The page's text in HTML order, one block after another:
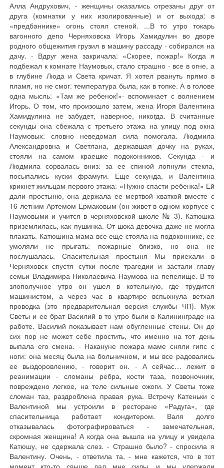
Алла Андрухович, - женщины оказались отрезаны друг от
друга (комнатки у них изолированные) и от выхода: в
«предбаннике» огонь стоял стеной. ...В то утро токарь
вагонного депо Черняховска Игорь Хамидулин во дворе
родного общежития грузил в машину рассаду - собирался на
дачу. - Вдруг жена закричала: «Скорее, пожар!» Когда я
подбежал к комнате Наумовых, стало страшно - все в огне, а
в глубине Люда и Света кричат. Я хотел рвануть прямо в
пламя, но не смог: температура была, как в топке. А в голове
одна мысль: «Там же ребенок!»- вспоминает с волнением
Игорь. О том, что произошло затем, жена Игоря Валентина
Хамидулина не забудет, наверное, никогда. В считанные
секунды она сбежала с третьего этажа на улицу под окна
Наумовых: словно неведомая сила помогала. Людмила
Александровна и Светлана, державшая дочку на руках,
стояли на самом краешке подоконников. Секунда - и
Людмила сорвалась вниз: за ее спиной лопнули стекла,
посыпались куски фрамуги. Еще секунда, и Валентина
крикнет жильцам первого этажа: «Нужно спасти ребенка!» Ей
дали простыню, она держала ее мертвой хваткой вместе с
16-летним Артемом Ермаковым (он живет в одном корпусе с
Наумовыми и учится в черняховской школе № 3). Катюшка
приземлилась, как пушинка. От шока девочка даже не могла
плакать. Катюшина мама все еще стояла на подоконнике, ее
умоляли не прыгать: пожарные близко, но она не
послушалась. Спасительная простыня Мы приехали в
Черняховск спустя сутки после трагедии и застали главу
семьи Владимира Николаевича Наумова на пепелище. В то
злополучное утро он ушел в котельную, где трудится
машинистом, а через час в квартире вспыхнула ветхая
проводка (это предварительная версия службы ЧП). Муж
Светы и ее брат Василий в то утро были в Калининграде на
работе. Василий показывает нам обугленные стены. Он до
сих пор не может себе простить, что именно на тот день
выпала его смена. - Накануне пожара маме сняли гипс с
ноги: она месяц была на больничном, и мы все радовались
ее выздоровлению, - говорит он. - А сейчас… лежит в
реанимации - сломаны ребра, кости таза, позвоночник,
повреждено легкое, на теле сильные ожоги. У Светы тоже
сломан таз, раздроблена правая рука. Встречу Катеньки с
Валентиной мы устроили в ресторане «Радуга», где
спасительница работает кондитером. Валя долго
отказывалась фотографироваться - замечательная,
скромная женщина! А когда она вышла на улицу и увидела
Катюшу, не сдержала слез. - Страшно было? - спросила я
Валентину. Очень, - ответила та, - мне кажется, что в тот
момент кто-то свыше дал мне силы, и мы удержали